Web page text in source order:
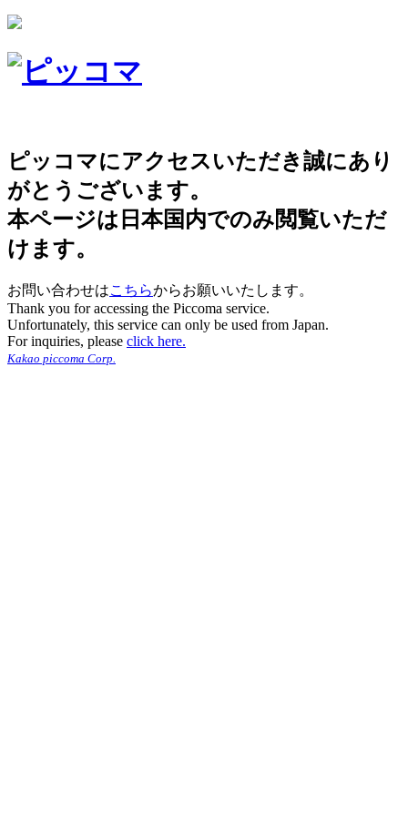
ピッコマにアクセスいただき誠にあり
がとうございます。
本ページは日本国内でのみ閲覧いただ
けます。
お問い合わせはこちらからお願いいたします。
Thank you for accessing the Piccoma service.
Unfortunately, this service can only be used from Japan.
For inquiries, please click here.
Kakao piccoma Corp.